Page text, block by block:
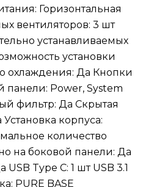
Горизонтальная
вентиляторов: 3 шт
устанавливаемых
установки
охлаждения: Да Кнопки
панели: Power, System
фильтр: Да Скрытая
корпуса:
количество
на боковой панели: Да
Type C: 1 шт USB 3.1
PURE BASE